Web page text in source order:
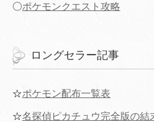
〇ポケモンクエスト攻略
ロングセラー記事
☆ポケモン配布一覧表
☆名探偵ピカチュウ完全版の結